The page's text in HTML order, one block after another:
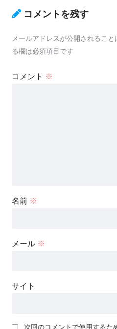
コメントを残す
メールアドレスが公開されること
る欄は必須項目です
コメント ※
名前 ※
メール ※
サイト
次回のコメントで使用するた